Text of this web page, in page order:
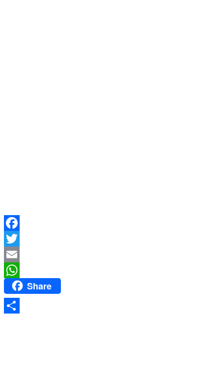
Facebook
Twitter
Email
WhatsApp
Share